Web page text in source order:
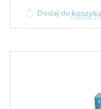
Zapłać
Dodaj do